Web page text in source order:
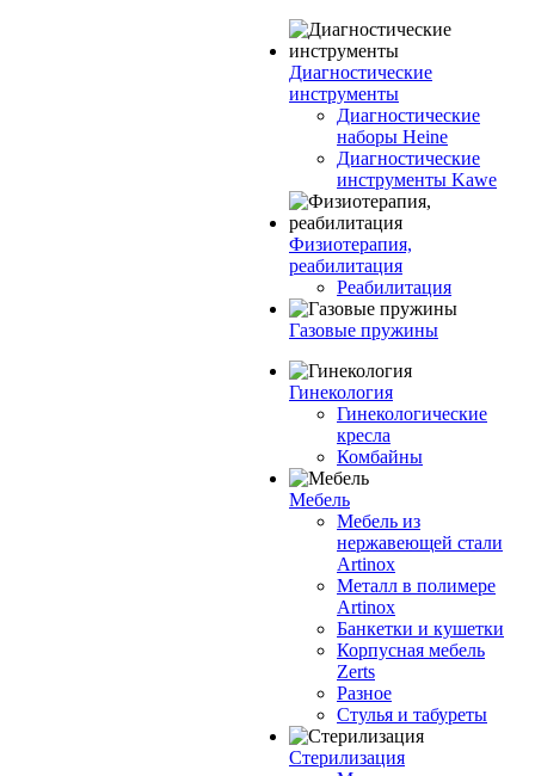
Диагностические
инструменты
Диагностические
наборы Heine
Диагностические
инструменты Kawe
Физиотерапия,
реабилитация
Реабилитация
Газовые пружины
Гинекология
Гинекологические
кресла
Комбайны
Мебель
Мебель из
нержавеющей стали
Artinox
Металл в полимере
Artinox
Банкетки и кушетки
Корпусная мебель
Zerts
Разное
Стулья и табуреты
Стерилизация